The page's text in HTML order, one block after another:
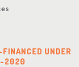
UNDER
2020